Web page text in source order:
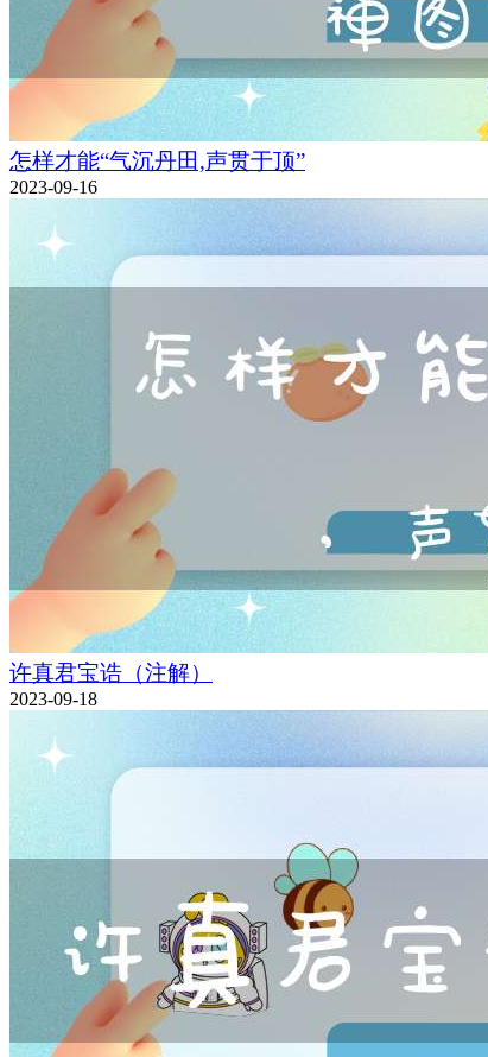
怎样才能“气沉丹田,声贯于顶”
2023-09-16
许真君宝诰（注解）
2023-09-18